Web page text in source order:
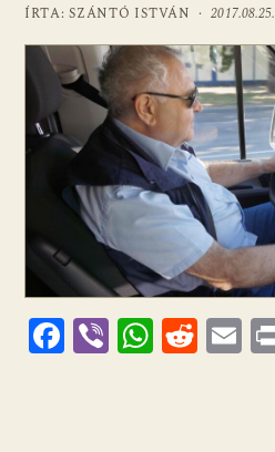
ÍRTA: SZÁNTÓ ISTVÁN ·2017.08.25.
F Vi W R E